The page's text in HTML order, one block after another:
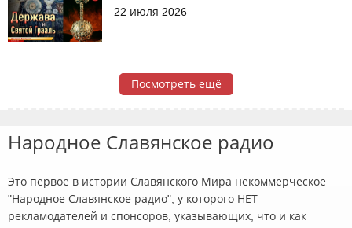
22 июля 2026
Посмотреть ещё
Народное Славянское радио
Это первое в истории Славянского Мира некоммерческое
"Народное Славянское радио", у которого НЕТ
рекламодателей и спонсоров, указывающих, что и как